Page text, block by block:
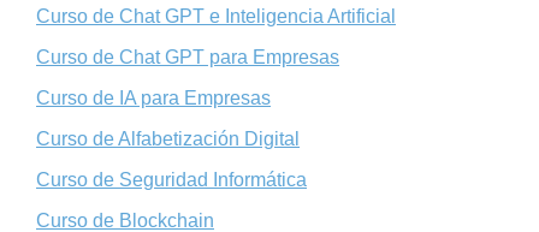
Curso de Chat GPT e Inteligencia Artificial
Curso de Chat GPT para Empresas
Curso de IA para Empresas
Curso de Alfabetización Digital
Curso de Seguridad Informática
Curso de Blockchain